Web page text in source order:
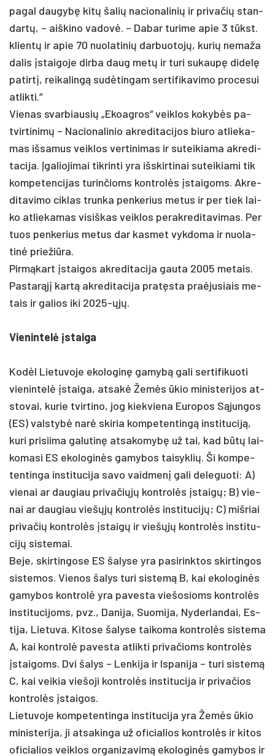
pa­gal dau­gybę kitų ša­lių na­cio­na­li­nių ir pri­va­čių stan­
dartų, – aiš­ki­no va­dovė. – Da­bar tu­ri­me apie 3 tūkst.
klientų ir apie 70 nuo­la­ti­nių dar­buo­tojų, ku­rių ne­ma­ža
da­lis įstai­go­je dir­ba daug metų ir tu­ri su­kaupę di­delę
pa­tirtį, rei­ka­lingą su­dėtin­gam ser­ti­fi­ka­vi­mo pro­ce­sui
at­lik­ti.“
Vie­nas svar­biau­sių „Ekoag­ros“ veik­los ko­kybės pa­
tvir­ti­nimų – Na­cio­na­li­nio ak­re­di­ta­ci­jos biu­ro at­lie­ka­
mas iš­sa­mus veik­los ver­ti­ni­mas ir su­tei­kia­ma ak­re­di­
ta­ci­ja. Įga­lio­ji­mai tik­rin­ti yra išs­kir­ti­nai su­tei­kia­mi tik
kom­pe­ten­ci­jas tu­rin­čioms kont­rolės įstai­goms. Ak­re­
di­ta­vi­mo cik­las trun­ka pen­ke­rius me­tus ir per tiek lai­
ko at­lie­ka­mas vi­siš­kas veik­los pe­rak­re­di­ta­vi­mas. Per
tuos pen­ke­rius me­tus dar kas­met vyk­do­ma ir nuo­la­
tinė prie­žiū­ra.
Pirmą­kart įstai­gos ak­re­di­ta­ci­ja gau­ta 2005 me­tais.
Pas­tarąjį kartą ak­re­di­ta­ci­ja pra­tęsta pra­ėju­siais me­
tais ir ga­lios iki 2025-ųjų.
Vie­nin­telė įstai­ga
Kodėl Lie­tu­vo­je eko­lo­ginę ga­mybą ga­li ser­ti­fi­kuo­ti
vie­nin­telė įstai­ga, at­sakė Žemės ūkio mi­nis­te­ri­jos at­
sto­vai, ku­rie tvir­ti­no, jog kiek­vie­na Eu­ro­pos Sąjun­gos
(ES) vals­tybė narė ski­ria kom­pe­ten­tingą ins­ti­tu­ciją,
ku­ri pri­sii­ma ga­lu­tinę at­sa­ko­mybę už tai, kad būtų lai­
ko­ma­si ES eko­lo­ginės ga­my­bos tai­syk­lių. Ši kom­pe­
ten­tin­ga ins­ti­tu­ci­ja sa­vo vaid­menį ga­li de­le­guo­ti: A)
vie­nai ar dau­giau pri­va­čiųjų kont­rolės įstaigų; B) vie­
nai ar dau­giau viešųjų kont­rolės ins­ti­tu­cijų; C) miš­riai
pri­va­čių kont­rolės įstaigų ir viešųjų kont­rolės ins­ti­tu­
cijų sis­te­mai.
Be­je, skir­tin­go­se ES ša­ly­se yra pa­si­rink­tos skir­tin­gos
sis­te­mos. Vie­nos ša­lys tu­ri sis­temą B, kai eko­lo­ginės
ga­my­bos kont­rolė yra pa­ves­ta vie­šo­sioms kont­rolės
ins­ti­tu­ci­joms, pvz., Da­ni­ja, Suo­mi­ja, Ny­der­lan­dai, Es­
ti­ja, Lie­tu­va. Ki­to­se ša­ly­se tai­ko­ma kont­rolės sis­te­ma
A, kai kont­rolė pa­ves­ta at­lik­ti pri­va­čioms kont­rolės
įstai­goms. Dvi ša­lys – Len­ki­ja ir Is­pa­ni­ja – tu­ri sis­temą
C, kai vei­kia vie­šo­ji kont­rolės ins­ti­tu­ci­ja ir pri­va­čios
kont­rolės įstai­gos.
Lie­tu­vo­je kom­pe­ten­tin­ga ins­ti­tu­ci­ja yra Žemės ūkio
mi­nis­te­ri­ja, ji at­sa­kin­ga už ofi­cia­lios kont­rolės ir ki­tos
ofi­cia­lios veik­los or­ga­ni­za­vimą eko­lo­ginės ga­my­bos ir